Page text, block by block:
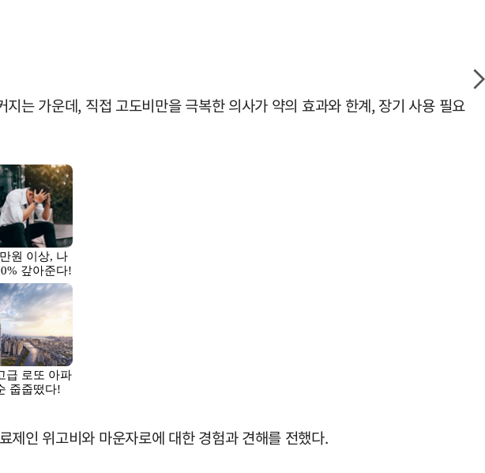
는 가운데, 직접 고도비만을 극복한 의사가 약의 효과와 한계, 장기 사용 필요
인 위고비와 마운자로에 대한 경험과 견해를 전했다.